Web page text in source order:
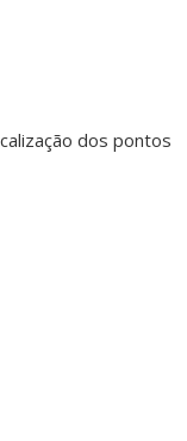
dos pontos